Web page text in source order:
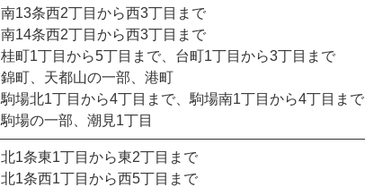
南13条西2丁目から西3丁目まで
南14条西2丁目から西3丁目まで
桂町1丁目から5丁目まで、台町1丁目から3丁目まで
錦町、天都山の一部、港町
駒場北1丁目から4丁目まで、駒場南1丁目から4丁目まで
駒場の一部、潮見1丁目
北1条東1丁目から東2丁目まで
北1条西1丁目から西5丁目まで